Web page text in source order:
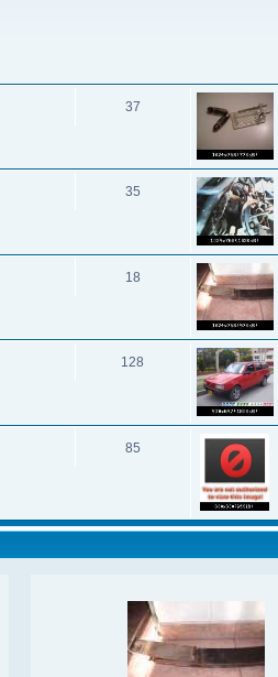
37
35
18
128
85